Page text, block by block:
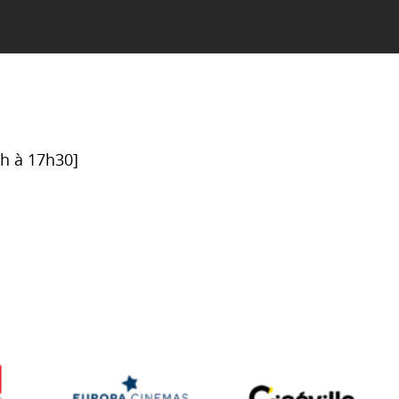
à 17h30]